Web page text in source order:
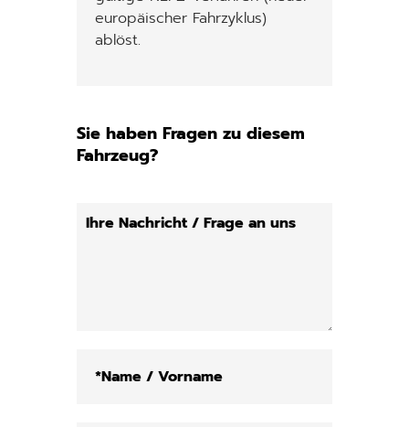
europäischer Fahrzyklus)
ablöst.
Sie haben Fragen zu diesem
Fahrzeug?